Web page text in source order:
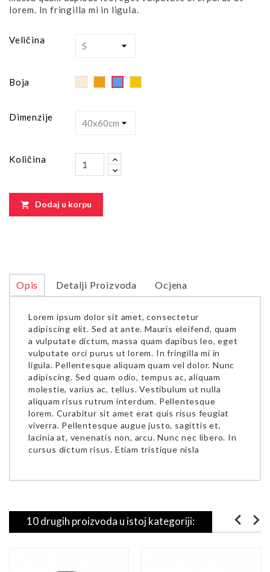
lorem. In fringilla mi in ligula.
Veličina
Boja Off
White
Orange
BlueYellow
Dimenzije
Količina
 Dodaj u korpu
Opis Detalji Proizvoda Ocjena
Lorem ipsum dolor sit amet, consectetur
adipiscing elit. Sed at ante. Mauris eleifend, quam
a vulputate dictum, massa quam dapibus leo, eget
vulputate orci purus ut lorem. In fringilla mi in
ligula. Pellentesque aliquam quam vel dolor. Nunc
adipiscing. Sed quam odio, tempus ac, aliquam
molestie, varius ac, tellus. Vestibulum ut nulla
aliquam risus rutrum interdum. Pellentesque
lorem. Curabitur sit amet erat quis risus feugiat
viverra. Pellentesque augue justo, sagittis et,
lacinia at, venenatis non, arcu. Nunc nec libero. In
cursus dictum risus. Etiam tristique nisla
10 drugih proizvoda u istoj kategoriji: